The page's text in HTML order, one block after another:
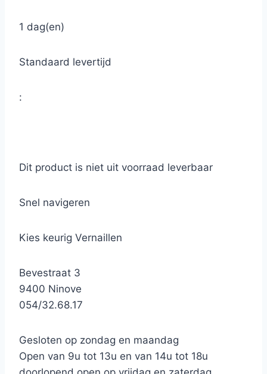
1 dag(en)
Standaard levertijd
:
Dit product is niet uit voorraad leverbaar
Snel navigeren
Kies keurig Vernaillen
Bevestraat 3
9400 Ninove
054/32.68.17
Gesloten op zondag en maandag
Open van 9u tot 13u en van 14u tot 18u